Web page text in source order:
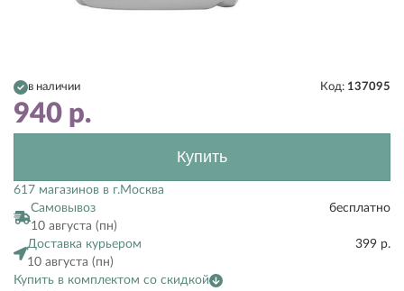
в наличии Код: 137095
940 р.
Купить
617 магазинов в г.Москва
Самовывоз
10 августа (пн)
бесплатно
Доставка курьером
10 августа (пн)
399 р.
Купить в комплектом со скидкой